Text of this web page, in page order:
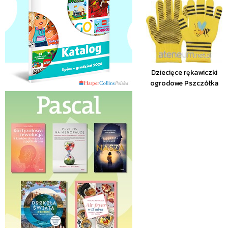
Dziecięce rękawiczki
ogrodowe Pszczółka